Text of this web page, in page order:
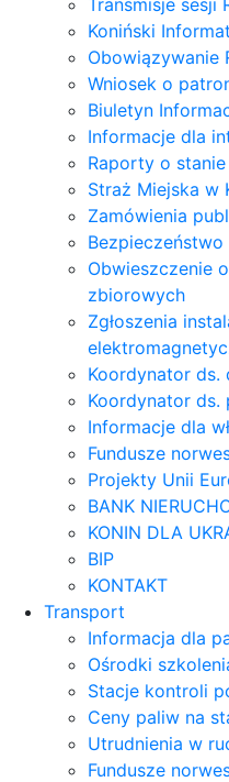
Koniński
Obowiązywanie
Wniosek o
Biuletyn
Informacje dla
Raporty o
Straż Miejska w
Zamówienia
Obwieszczenie
zbiorowych
Zgłoszenia
Koordynator ds.
Koordynator ds.
Informacje dla
Fundusze
Projekty Unii
BANK
KONIN DLA
BIP
KONTAKT
Transport
Informacja dla
Ośrodki
Stacje kontroli
Ceny paliw na
Utrudnienia w
Fundusze